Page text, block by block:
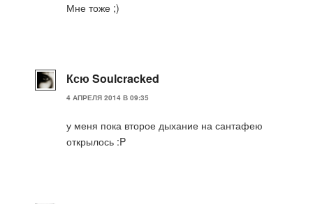
Мне тоже ;)
Ксю Soulcracked
4 АПРЕЛЯ 2014 В 09:35
у меня пока второе дыхание на сантафею
открылось :P